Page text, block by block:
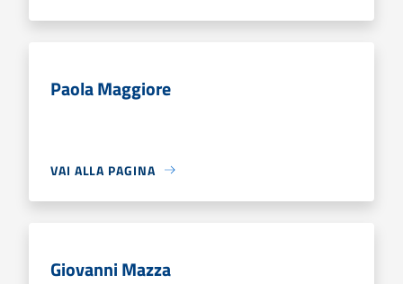
Paola Maggiore
VAI ALLA PAGINA
Giovanni Mazza